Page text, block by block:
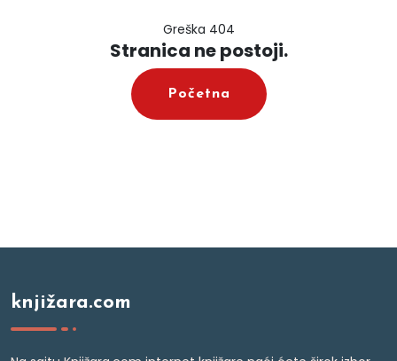
Greška 404
Stranica ne postoji.
Početna
knjižara.com